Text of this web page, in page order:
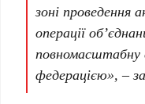
зоні проведення
операції
повномасштабну
федерацією», –